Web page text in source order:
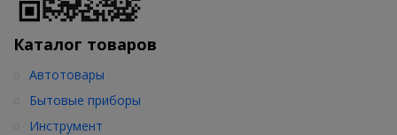
Каталог товаров
Автотовары
Бытовые приборы
Инструмент